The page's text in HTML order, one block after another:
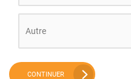
Autre
CONTINUER